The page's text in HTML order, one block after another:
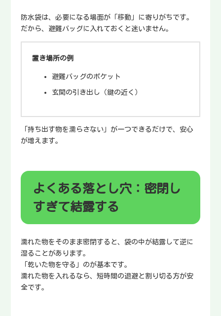
防水袋は、必要になる場面が「移動」に寄りがちです。
だから、避難バッグに入れておくと迷いません。
置き場所の例
避難バッグのポケット
玄関の引き出し（鍵の近く）
「持ち出す物を濡らさない」が一つできるだけで、安心
が増えます。
よくある落とし穴：密閉し
すぎて結露する
濡れた物をそのまま密閉すると、袋の中が結露して逆に
湿ることがあります。
「乾いた物を守る」のが基本です。
濡れた物を入れるなら、短時間の退避と割り切る方が安
全です。